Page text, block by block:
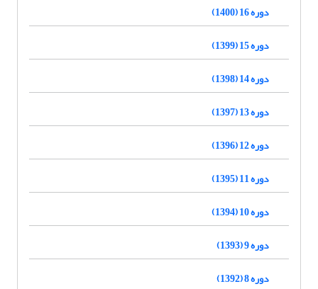
دوره 16 (1400)
دوره 15 (1399)
دوره 14 (1398)
دوره 13 (1397)
دوره 12 (1396)
دوره 11 (1395)
دوره 10 (1394)
دوره 9 (1393)
دوره 8 (1392)